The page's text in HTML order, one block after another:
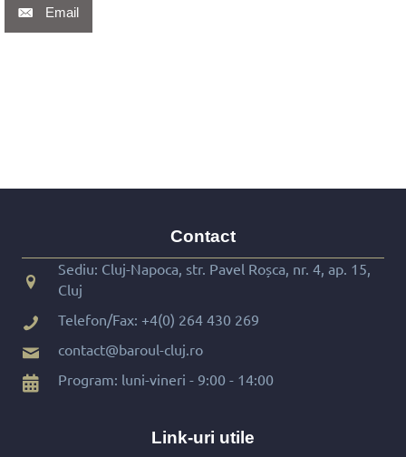
Email
Contact
Sediu: Cluj-Napoca, str. Pavel Roșca, nr. 4, ap. 15,
Cluj
Telefon/Fax: +4(0) 264 430 269
contact@baroul-cluj.ro
Program: luni-vineri - 9:00 - 14:00
Link-uri utile